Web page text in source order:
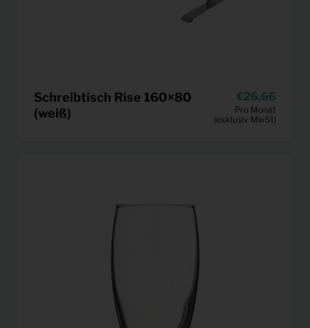
Schreibtisch Rise 160×80
(weiß)
26,66
Pro Monat
(exklusiv MwSt)